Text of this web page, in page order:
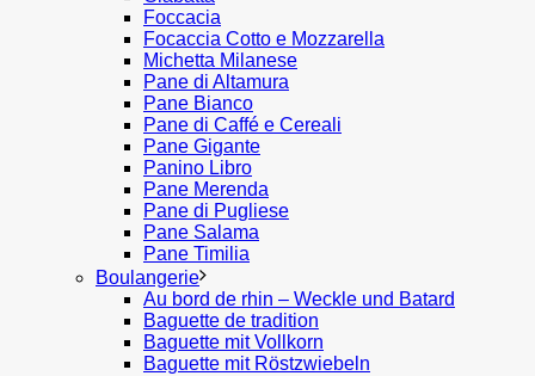
Foccacia
Focaccia Cotto e Mozzarella
Michetta Milanese
Pane di Altamura
Pane Bianco
Pane di Caffé e Cereali
Pane Gigante
Panino Libro
Pane Merenda
Pane di Pugliese
Pane Salama
Pane Timilia
Boulangerie
Au bord de rhin – Weckle und Batard
Baguette de tradition
Baguette mit Vollkorn
Baguette mit Röstzwiebeln